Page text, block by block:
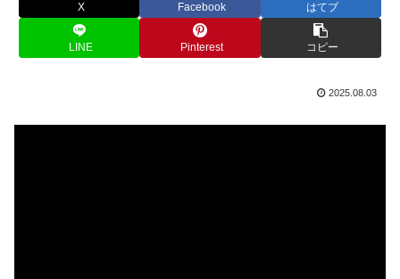
X Facebook はてブ
LINE Pinterest コピー
2025.08.03